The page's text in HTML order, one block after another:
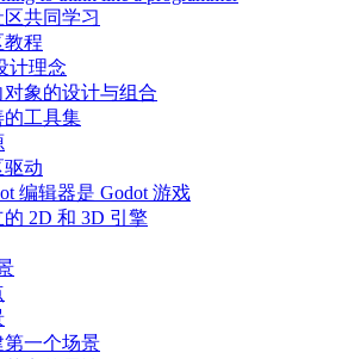
区共同学习
教程
计理念
对象的设计与组合
的工具集
驱动
编辑器是 Godot 游戏
的 2D 和 3D 引擎
第一个场景